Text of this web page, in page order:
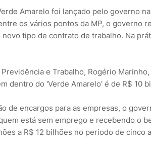
Amarelo foi lançado pelo governo
os vários pontos da MP, o governo
tipo de contrato de trabalho. Na
e Trabalho, Rogério
dentro do 'Verde Amarelo' é de R$ 10
de encargos para as empresas, o
está sem emprego e recebendo o
a R$ 12 bilhões no período de cinco